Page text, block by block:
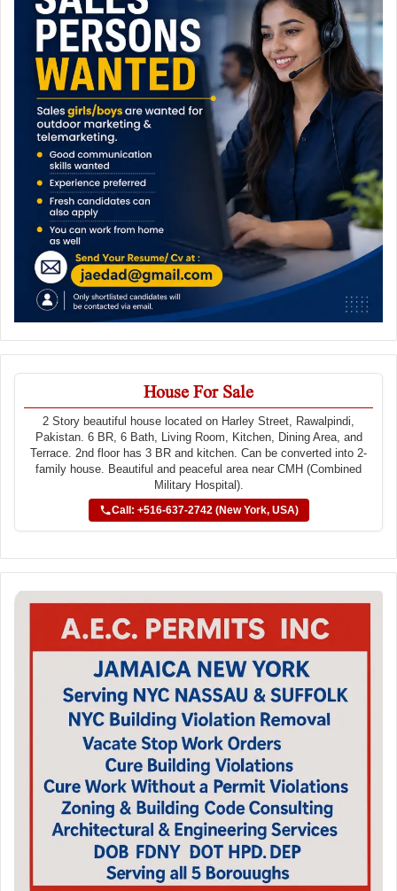
House For Sale
2 Story beautiful house located on Harley Street, Rawalpindi,
Pakistan. 6 BR, 6 Bath, Living Room, Kitchen, Dining Area, and
Terrace. 2nd floor has 3 BR and kitchen. Can be converted into 2-
family house. Beautiful and peaceful area near CMH (Combined
Military Hospital).
Call: +516-637-2742 (New York, USA)